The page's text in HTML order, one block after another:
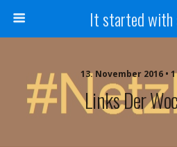
It started with
13. November 2016 •
Links Der